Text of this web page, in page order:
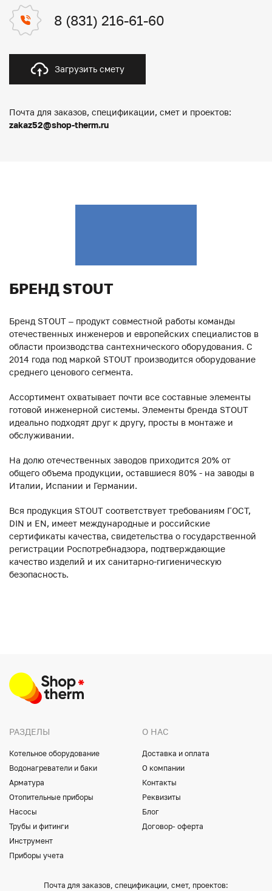
8 (831) 216-61-60
Загрузить смету
Почта для заказов, спецификации, смет и проектов:
zakaz52@shop-therm.ru
БРЕНД STOUT
Бренд STOUT – продукт совместной работы команды
отечественных инженеров и европейских специалистов в
области производства сантехнического оборудования. С
2014 года под маркой STOUT производится оборудование
среднего ценового сегмента.
Ассортимент охватывает почти все составные элементы
готовой инженерной системы. Элементы бренда STOUT
идеально подходят друг к другу, просты в монтаже и
обслуживании.
На долю отечественных заводов приходится 20% от
общего объема продукции, оставшиеся 80% - на заводы в
Италии, Испании и Германии.
Вся продукция STOUT соответствует требованиям ГОСТ,
DIN и EN, имеет международные и российские
сертификаты качества, свидетельства о государственной
регистрации Роспотребнадзора, подтверждающие
качество изделий и их санитарно-гигиеническую
безопасность.
РАЗДЕЛЫ
Котельное оборудование
Водонагреватели и баки
Арматура
Отопительные приборы
Насосы
Трубы и фитинги
Инструмент
Приборы учета
О НАС
Доставка и оплата
О компании
Контакты
Реквизиты
Блог
Договор- оферта
Почта для заказов, спецификации, смет, проектов: